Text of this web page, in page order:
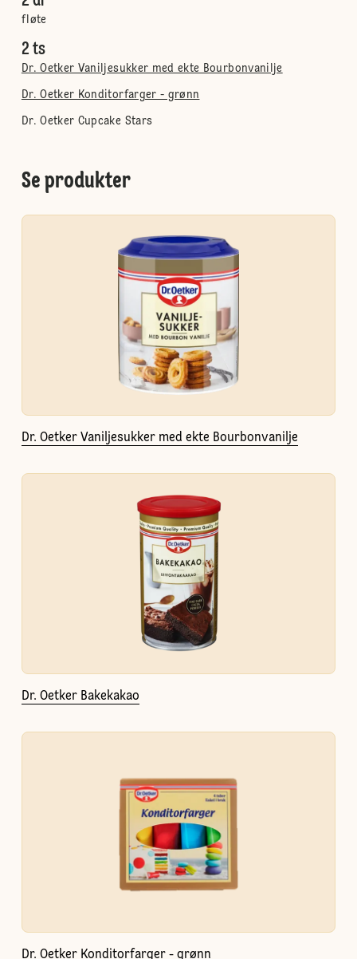
fløte
2 ts
Dr. Oetker Vaniljesukker med ekte Bourbonvanilje
Dr. Oetker Konditorfarger - grønn
Dr. Oetker Cupcake Stars
Se produkter
Dr. Oetker Vaniljesukker med ekte Bourbonvanilje
Dr. Oetker Bakekakao
Dr. Oetker Konditorfarger - grønn